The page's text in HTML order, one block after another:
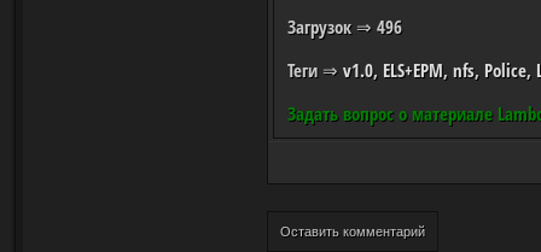
Загрузок⇒ 496
Теги ⇒v1.0, ELS+EPM,nfs, Police,
Задать вопрос о материале
Оставить комментарий